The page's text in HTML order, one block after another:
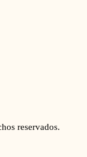
reservados.